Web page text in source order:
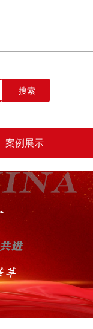
搜索
案例展示